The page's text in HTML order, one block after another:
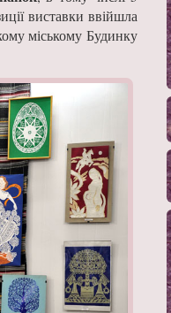
виставки ввійшла
міському Будинку